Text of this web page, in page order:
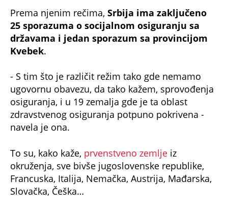
Prema njenim rečima, Srbija ima zaključeno
25 sporazuma o socijalnom osiguranju sa
državama i jedan sporazum sa provincijom
Kvebek.
- S tim što je različit režim tako gde nemamo
ugovornu obavezu, da tako kažem, sprovođenja
osiguranja, i u 19 zemalja gde je ta oblast
zdravstvenog osiguranja potpuno pokrivena -
navela je ona.
To su, kako kaže, prvenstveno zemlje iz
okruženja, sve bivše jugoslovenske republike,
Francuska, Italija, Nemačka, Austrija, Mađarska,
Slovačka, Češka…